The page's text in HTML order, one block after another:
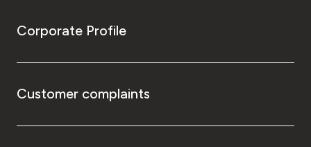
Corporate Profile
Customer complaints